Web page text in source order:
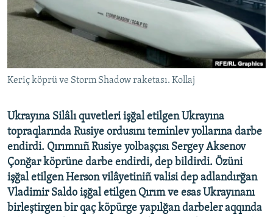
Українською
Keriç köprü ve Storm Shadow raketası. Kollaj
Ukrayına Silâlı quvetleri işğal etilgen Ukrayına
topraqlarında Rusiye ordusını teminlev yollarına darbe
endirdi. Qırımnıñ Rusiye yolbaşçısı Sergey Aksenov
Çonğar köprüne darbe endirdi, dep bildirdi. Özüni
işğal etilgen Herson vilâyetiniñ valisi dep adlandırğan
Vladimir Saldo işğal etilgen Qırım ve esas Ukrayınanı
birleştirgen bir qaç köpürge yapılğan darbeler aqqında